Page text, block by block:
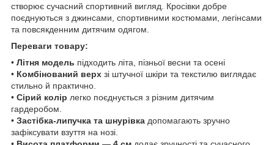
створює сучасний спортивний вигляд. Кросівки добре
поєднуються з джинсами, спортивними костюмами, легінсами
та повсякденним дитячим одягом.
Переваги товару:
• Літня модель підходить літа, пізньої весни та осені
• Комбінований верх зі штучної шкіри та текстилю виглядає
стильно й практично.
• Сірий колір легко поєднується з різним дитячим
гардеробом.
• Застібка-липучка та шнурівка допомагають зручно
зафіксувати взуття на нозі.